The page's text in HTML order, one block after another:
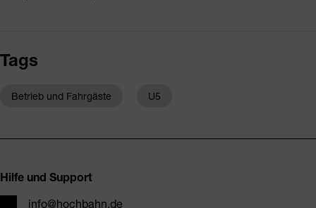
Tags
Betrieb und Fahrgäste U5
Hilfe und Support
E-Mailinfo@hochbahn.de